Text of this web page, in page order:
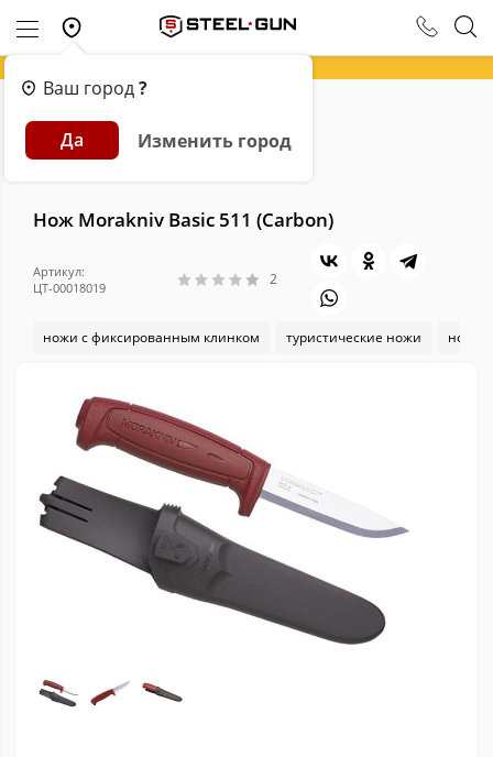
Ваш город?
Да Изменить город
Главная Каталог
Ножи с фиксированным клинком
Нож Morakniv Basic 511 (Carbon)
Артикул:
ЦТ-00018019
2
ножи с фиксированным клинком туристические ножи ножи